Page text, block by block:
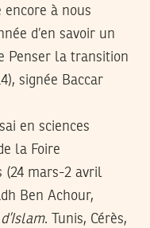
à nous
d’en savoir un
Penser la transition
signée Baccar
en sciences
la Foire
(24 mars-2 avril
Ben Achour,
. Tunis, Cérès,